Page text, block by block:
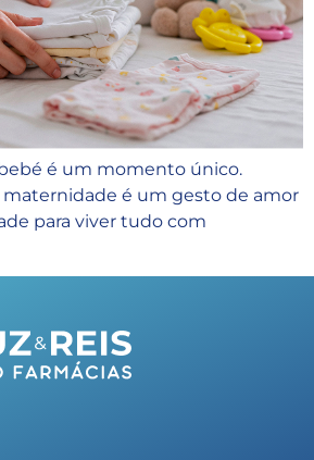
é um momento único.
maternidade é um gesto de amor
para viver tudo com